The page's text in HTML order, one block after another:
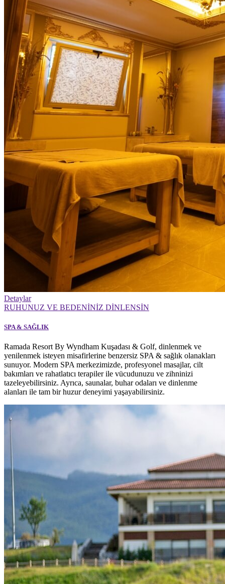
Detaylar
RUHUNUZ VE BEDENİNİZ DİNLENSİN
SPA & SAĞLIK
Ramada Resort By Wyndham Kuşadası & Golf, dinlenmek ve
yenilenmek isteyen misafirlerine benzersiz SPA & sağlık olanakları
sunuyor. Modern SPA merkezimizde, profesyonel masajlar, cilt
bakımları ve rahatlatıcı terapiler ile vücudunuzu ve zihninizi
tazeleyebilirsiniz. Ayrıca, saunalar, buhar odaları ve dinlenme
alanları ile tam bir huzur deneyimi yaşayabilirsiniz.